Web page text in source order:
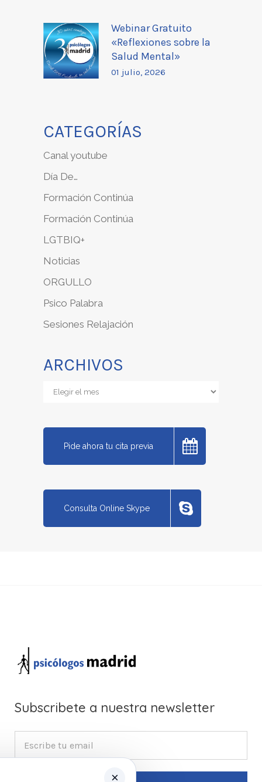
Webinar Gratuito
«Reflexiones sobre la
Salud Mental»
01 julio, 2026
CATEGORÍAS
Canal youtube
Día De…
Formación Continúa
Formación Continúa
LGTBIQ+
Noticias
ORGULLO
Psico Palabra
Sesiones Relajación
ARCHIVOS
Archivos
Pide ahora tu cita previa
Consulta Online Skype
Subscribete a nuestra newsletter
×